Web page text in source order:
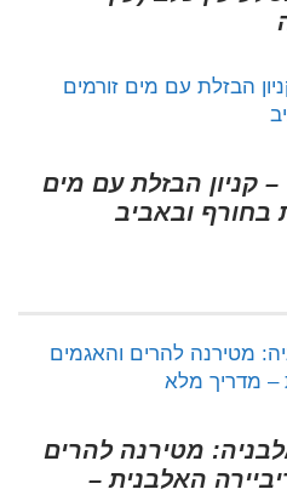
קניון הבזלת עם מים
בחורף ובאביב
מטירנה להרים
האלבנית –